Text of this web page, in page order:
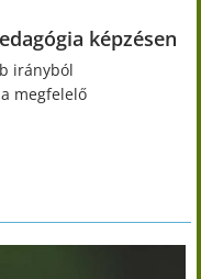
képzésen
irányból
megfelelő